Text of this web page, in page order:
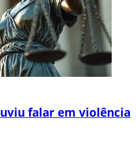
falar em violência